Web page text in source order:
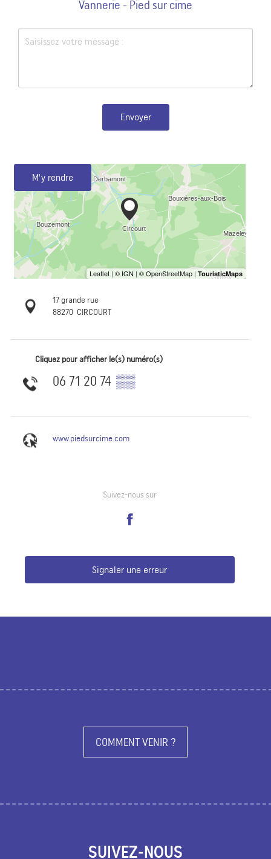
Vannerie - Pied sur cime
Envoyer
M'y rendre
17 grande rue
88270 CIRCOURT
Cliquez pour afficher le(s) numéro(s)
06 71 20 74 ▒▒
www.piedsurcime.com
Suivez-nous sur
Signaler une erreur
COMMENT VENIR ?
SUIVEZ-NOUS